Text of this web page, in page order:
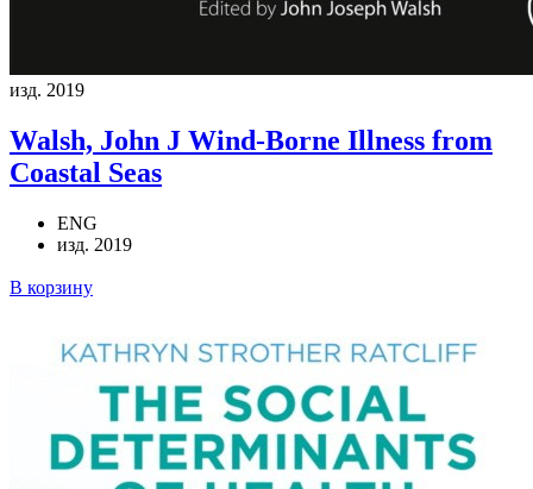
изд. 2019
Walsh, John J Wind-Borne Illness from
Coastal Seas
ENG
изд. 2019
В корзину